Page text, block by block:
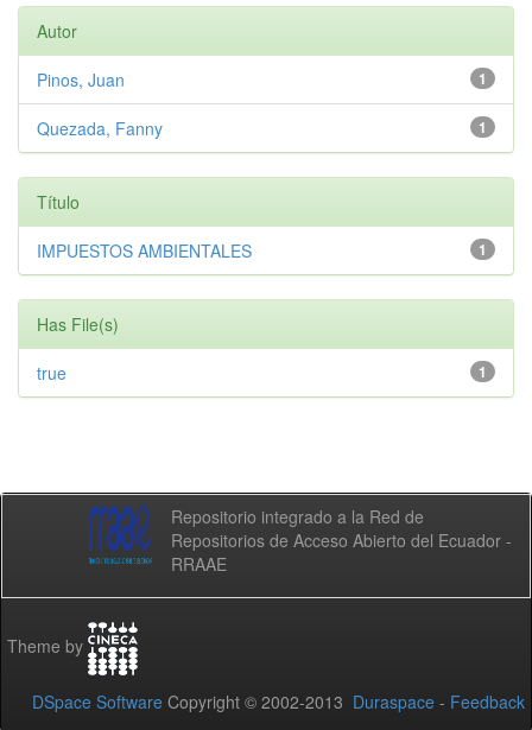
Autor
1
Pinos, Juan
1
Quezada, Fanny
Título
1
IMPUESTOS AMBIENTALES
Has File(s)
1
true
Repositorio integrado a la Red de
Repositorios de Acceso Abierto del Ecuador -
RRAAE
Theme by
DSpace Software Copyright © 2002-2013 Duraspace - Feedback